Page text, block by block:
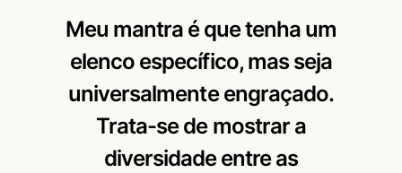
Meu mantra é que tenha um
elenco específico, mas seja
universalmente engraçado.
Trata-se de mostrar a
diversidade entre as